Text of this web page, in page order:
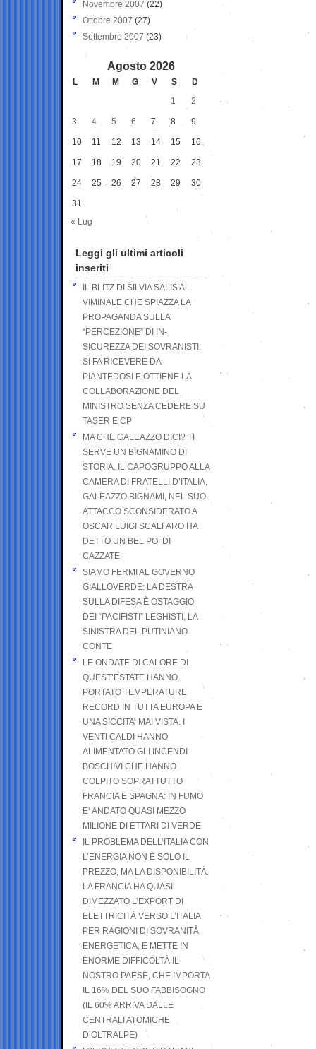
Novembre 2007 (22)
Ottobre 2007 (27)
Settembre 2007 (23)
Agosto 2026
L M M G V S
D
1
2
3 4 5 6 7 8 9
10 11 12 13 14 15 16
17 18 19 20 21 22 23
24 25 26 27 28 29 30
31
« Lug
Leggi gli ultimi articoli
inseriti
IL BLITZ DI SILVIA SALIS AL
VIMINALE CHE SPIAZZA LA
PROPAGANDA SULLA
“PERCEZIONE” DI IN-
SICUREZZA DEI SOVRANISTI:
SI FA RICEVERE DA
PIANTEDOSI E OTTIENE LA
COLLABORAZIONE DEL
MINISTRO SENZA CEDERE SU
TASER E CP
MA CHE GALEAZZO DICI? TI
SERVE UN BIGNAMINO DI
STORIA. IL CAPOGRUPPO ALLA
CAMERA DI FRATELLI D’ITALIA,
GALEAZZO BIGNAMI, NEL SUO
ATTACCO SCONSIDERATO A
OSCAR LUIGI SCALFARO HA
DETTO UN BEL PO’ DI
CAZZATE
SIAMO FERMI AL GOVERNO
GIALLOVERDE: LA DESTRA
SULLA DIFESA È OSTAGGIO
DEI “PACIFISTI” LEGHISTI, LA
SINISTRA DEL PUTINIANO
CONTE
LE ONDATE DI CALORE DI
QUEST’ESTATE HANNO
PORTATO TEMPERATURE
RECORD IN TUTTA EUROPA E
UNA SICCITA’ MAI VISTA. I
VENTI CALDI HANNO
ALIMENTATO GLI INCENDI
BOSCHIVI CHE HANNO
COLPITO SOPRATTUTTO
FRANCIA E SPAGNA: IN FUMO
E’ ANDATO QUASI MEZZO
MILIONE DI ETTARI DI VERDE
IL PROBLEMA DELL’ITALIA CON
L’ENERGIA NON È SOLO IL
PREZZO, MA LA DISPONIBILITÀ.
LA FRANCIA HA QUASI
DIMEZZATO L’EXPORT DI
ELETTRICITÀ VERSO L’ITALIA
PER RAGIONI DI SOVRANITÀ
ENERGETICA, E METTE IN
ENORME DIFFICOLTÀ IL
NOSTRO PAESE, CHE IMPORTA
IL 16% DEL SUO FABBISOGNO
(IL 60% ARRIVA DALLE
CENTRALI ATOMICHE
D’OLTRALPE)